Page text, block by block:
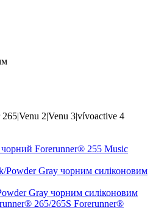
2|Venu 3|vívoactive 4
Forerunner® 255 Music
Gray чорним силіконовим
Forerunner®